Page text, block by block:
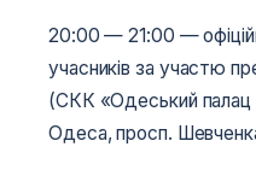
20:00­­­ — 21:00 —
учасників за участю
(СКК «Одеський
Одеса, просп.